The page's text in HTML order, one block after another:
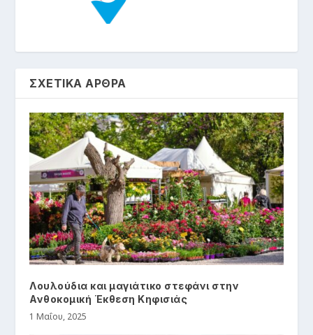
ΣΧΕΤΙΚΑ ΑΡΘΡΑ
Λουλούδια και μαγιάτικο στεφάνι στην
Ανθοκομική Έκθεση Κηφισιάς
1 Μαΐου, 2025